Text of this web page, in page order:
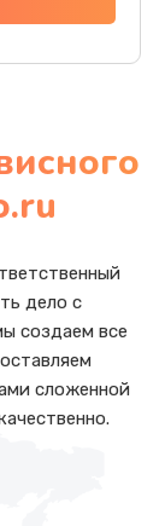
дело с
создаем все
сложенной